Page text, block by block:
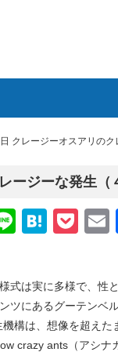
クレージーオスアリの
ージーな発生
Line
式は実に多様で、性
ツにあるグーテンベ
構は、想像を超え
crazy ants（アシナ